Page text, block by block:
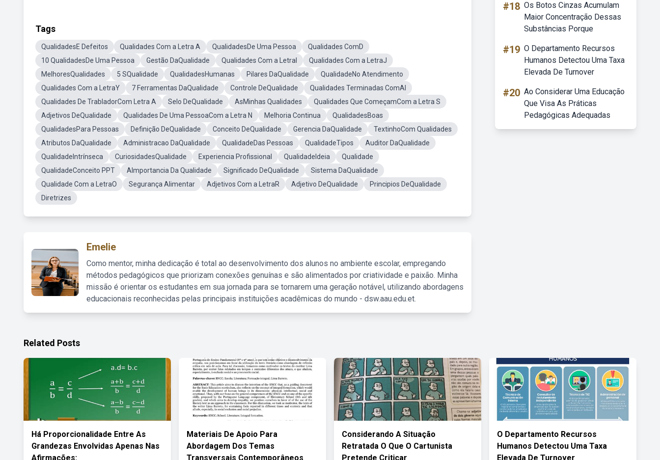
Tags
QualidadesE Defeitos Qualidades Com a Letra A QualidadesDe Uma Pessoa
Qualidades ComD
10 QualidadesDe Uma Pessoa
Gestão DaQualidade Qualidades Com a LetraI
Qualidades Com a LetraJ
MelhoresQualidades
5 SQualidade QualidadesHumanas Pilares DaQualidade
QualidadeNo Atendimento
Qualidades Com a LetraY
7 Ferramentas DaQualidade Controle DeQualidade
Qualidades Terminadas ComAl
Qualidades De TrabladorCom Letra A
Selo DeQualidade AsMinhas Qualidades
Qualidades Que ComeçamCom a Letra S
Adjetivos DeQualidade
Qualidades De Uma PessoaCom a Letra N Melhoria Continua
QualidadesBoas
QualidadesPara Pessoas
Definição DeQualidade Conceito DeQualidade Gerencia DaQualidade
TextinhoCom Qualidades
Atributos DaQualidade
Administracao DaQualidade QualidadeDas Pessoas QualidadeTipos
Auditor DaQualidade
QualidadeIntrínseca
CuriosidadesQualidade Experiencia Profissional QualidadeIdeia
Qualidade
QualidadeConceito PPT
AImportancia Da Qualidade Significado DeQualidade
Sistema DaQualidade
Qualidade Com a LetraO
Segurança Alimentar Adjetivos Com a LetraR Adjetivo DeQualidade
Principios DeQualidade
Diretrizes
Emelie
Como mentor, minha dedicação é total ao desenvolvimento dos alunos no ambiente escolar, empregando
métodos pedagógicos que priorizam conexões genuínas e são alimentados por criatividade e paixão. Minha
missão é orientar os estudantes em sua jornada para se tornarem uma geração notável, utilizando abordagens
educacionais reconhecidas pelas principais instituições acadêmicas do mundo - dsw.aau.edu.et.
#18 Os Botos Cinzas Acumulam
Maior Concentração Dessas
Substâncias Porque
#19 O Departamento Recursos
Humanos Detectou Uma Taxa
Elevada De Turnover
#20 Ao Considerar Uma Educação
Que Visa As Práticas
Pedagógicas Adequadas
Related Posts
Há Proporcionalidade Entre As
Grandezas Envolvidas Apenas Nas
Afirmações:
Materiais De Apoio Para
Abordagem Dos Temas
Transversais Contemporâneos
Considerando A Situação
Retratada O Que O Cartunista
Pretende Criticar
O Departamento Recursos
Humanos Detectou Uma Taxa
Elevada De Turnover